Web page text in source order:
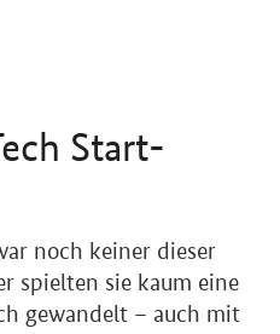
Start-
noch keiner dieser
spielten sie kaum eine
gewandelt – auch mit